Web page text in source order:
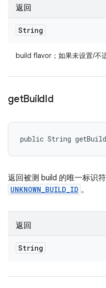
返回
String
build flavor；如果未设置/不
getBuildId
public String
返回被测 build 的唯一标识
UNKNOWN_BUILD_ID 。
返回
String